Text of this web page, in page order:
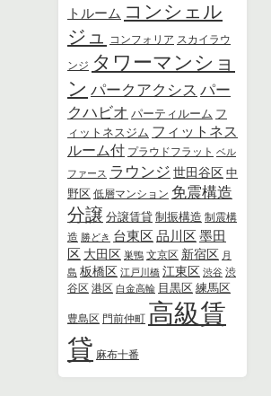
トルーム コンシェル
ジュ
コンフォリア スカイラウ
ンジ タワーマンショ
ン パークアクシス パー
クハビオ パーティルーム フ
ィットネスジム フィットネス
ルーム付 プラウドフラット ベル
ファース ラウンジ 世田谷区 中
野区 低層マンション 免震構造
分譲 分譲賃貸 制振構造 制震構
造 勝どき 台東区 品川区 墨田
区 大田区 巣鴨 文京区 新宿区 月
島 板橋区 江戸川橋 江東区 渋谷 渋
谷区 港区 白金高輪 目黒区 練馬区
豊島区 門前仲町 高級賃
貸 麻布十番